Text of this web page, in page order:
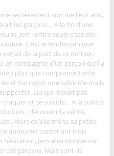
secrètement son meilleur ami,
les garçons… A la fin d’une
Jem rentre seule chez elle,
C’est le lendemain que
mail de la part de ce dernier,
compagnie d’un garçon qu’il a
plus que compromettante
et Kai reçoit une salve d’e-mails
Lui qui n’avait pas
et se suicide… A la suite à
: découvrir la vérité,
Alors qu’elle mène sa petite
anonyme contenant trois
hésitation, Jem abandonne son
ces garçons. Mais sont-ils